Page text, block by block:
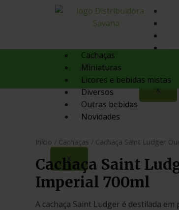
X
Cachaças
Miniaturas
Licores e bebidas mistas
Diversos
Outras bebidas
Novidades
X
Início / Cachaças / Cachaça Saint Ludger
Cachaça Saint
Imperial 700ml
A cachaça Saint Ludger é destilada